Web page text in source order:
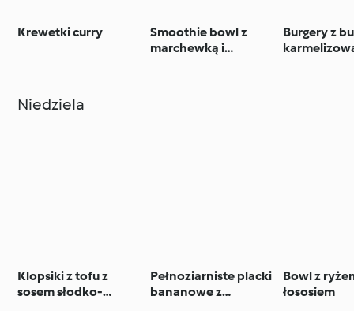
Krewetki curry
Smoothie bowl z
marchewką i
Burgery z
Niedziela
Klopsiki z tofu z
sosem słodko-
Pełnoziarniste placki
bananowe z
Bowl z
łososiem